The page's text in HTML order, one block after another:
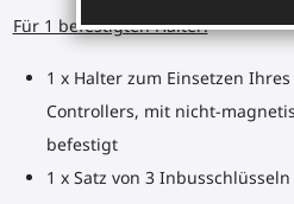
Für 1 befestigten Halter:
1 x Halter zum Einsetzen
Controllers, mit nicht-
befestigt
1 x Satz von 3